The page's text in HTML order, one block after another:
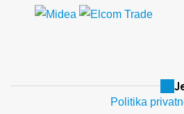
Politika